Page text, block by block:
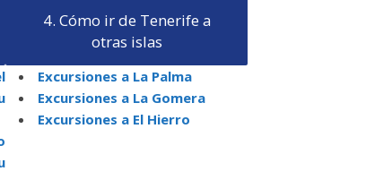
4. Cómo ir de Tenerife a
otras islas
Excursiones a La Palma
Excursiones a La Gomera
Excursiones a El Hierro